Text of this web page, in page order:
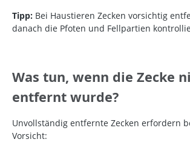
Tipp: Bei Haustieren Zecken vorsichtig
danach die Pfoten und Fellpartien
Was tun, wenn die Zecke
entfernt wurde?
Unvollständig entfernte Zecken erfordern
Vorsicht: